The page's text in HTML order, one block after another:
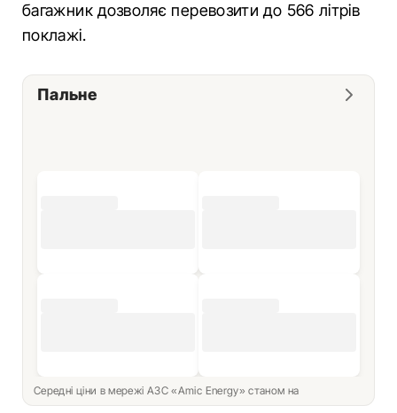
багажник дозволяє перевозити до 566 літрів
поклажі.
Пальне
Середні ціни в мережі АЗС «Amic Energy» станом на